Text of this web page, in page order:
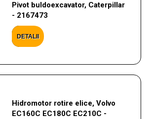
Pivot buldoexcavator, Caterpillar
- 2167473
DETALII
Hidromotor rotire elice, Volvo
EC160C EC180C EC210C -